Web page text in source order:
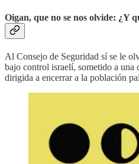
Oigan, que no se nos olvide: ¿Y
Al Consejo de Seguridad sí se le
bajo control israelí, sometido a una
dirigida a encerrar a la población